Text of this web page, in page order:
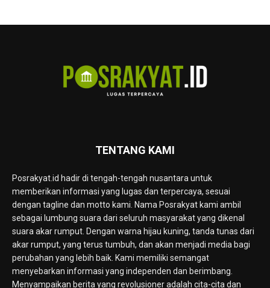
TENTANG KAMI
Posrakyat.id hadir di tengah-tengah nusantara untuk
memberikan informasi yang lugas dan terpercaya, sesuai
dengan tagline dan motto kami. Nama Posrakyat kami ambil
sebagai lumbung suara dari seluruh masyarakat yang dikenal
suara akar rumput. Dengan warna hijau kuning, tanda tunas dari
akar rumput, yang terus tumbuh, dan akan menjadi media bagi
perubahan yang lebih baik. Kami memiliki semangat
menyebarkan informasi yang independen dan berimbang.
Menyampaikan berita yang revolusioner adalah cita-cita dan